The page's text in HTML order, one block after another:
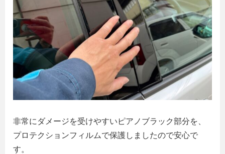
非常にダメージを受けやすいピアノブラック部分を、
プロテクションフィルムで保護しましたので安心で
す。